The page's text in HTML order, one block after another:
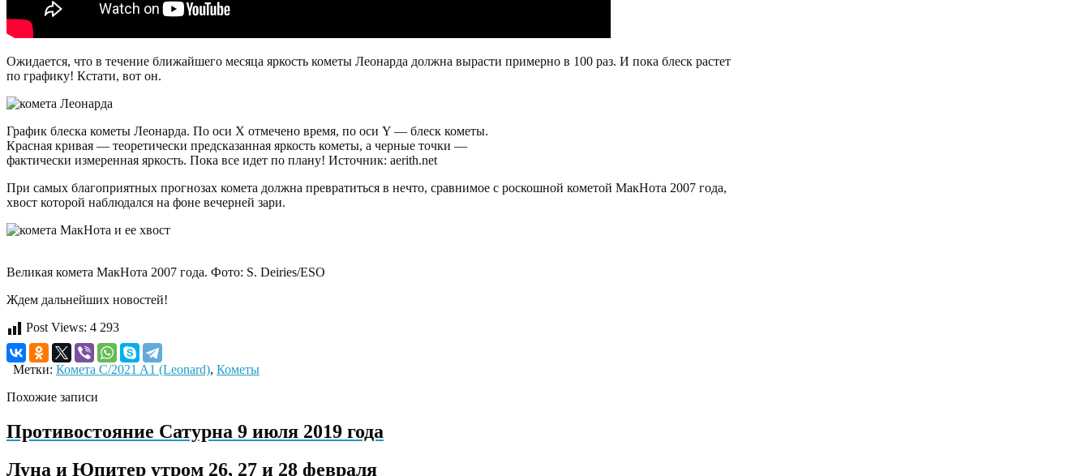
Ожидается, что в течение ближайшего месяца яркость кометы Леонарда должна вырасти примерно в 100 раз. И пока блеск растет
по графику! Кстати, вот он.
График блеска кометы Леонарда. По оси Х отмечено время, по оси Y — блеск кометы.
Красная кривая — теоретически предсказанная яркость кометы, а черные точки —
фактически измеренная яркость. Пока все идет по плану! Источник: aerith.net
При самых благоприятных прогнозах комета должна превратиться в нечто, сравнимое с роскошной кометой МакНота 2007 года,
хвост которой наблюдался на фоне вечерней зари.
Великая комета МакНота 2007 года. Фото: S. Deiries/ESO
Ждем дальнейших новостей!
Post Views: 4 293
Метки: Комета C/2021 A1 (Leonard), Кометы
Похожие записи
Противостояние Сатурна 9 июля 2019 года
Луна и Юпитер утром 26, 27 и 28 февраля